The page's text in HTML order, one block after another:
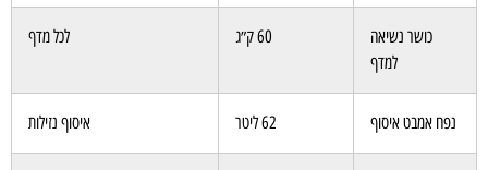
כושר נשיאה
למדף
60 ק״ג לכל מדף
נפח אמבט איסוף 62 ליטר איסוף נזילות